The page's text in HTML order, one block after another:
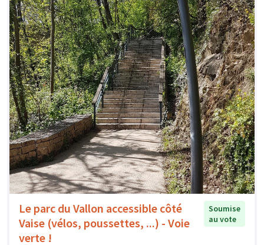
Le parc du Vallon accessible côté
Vaise (vélos, poussettes, ...) - Voie
verte !
Soumise
au vote